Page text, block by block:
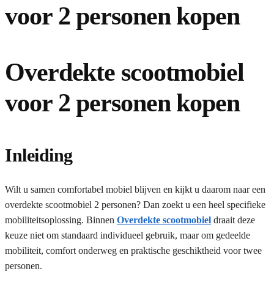
voor 2 personen kopen
Overdekte scootmobiel
voor 2 personen kopen
Inleiding
Wilt u samen comfortabel mobiel blijven en kijkt u daarom naar een
overdekte scootmobiel 2 personen? Dan zoekt u een heel specifieke
mobiliteitsoplossing. Binnen Overdekte scootmobiel draait deze
keuze niet om standaard individueel gebruik, maar om gedeelde
mobiliteit, comfort onderweg en praktische geschiktheid voor twee
personen.